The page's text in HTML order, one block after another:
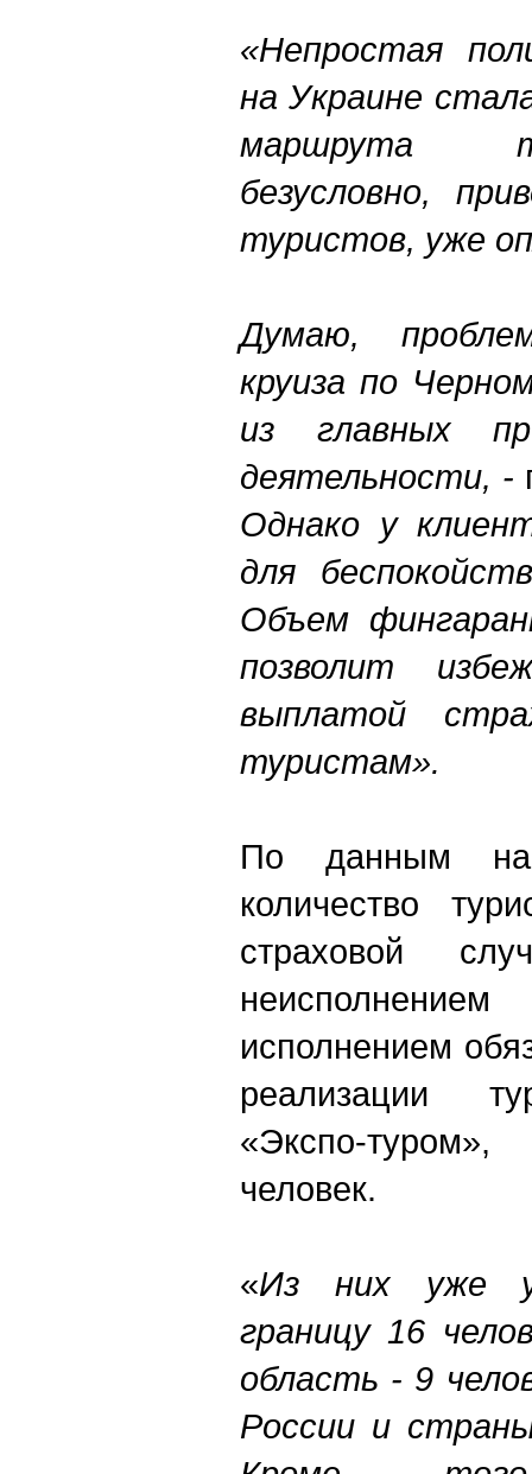
«Непростая
на Украине
маршрута
безусловно,
туристов, уже
Думаю,
круиза по
из главных
деятельности, -
Однако у
для
Объем
позволит
выплатой
туристам».
По данным
количество
страховой
исполнением
реализации
«Экспо-
человек.
«Из них уже
границу 16
область - 9
России и